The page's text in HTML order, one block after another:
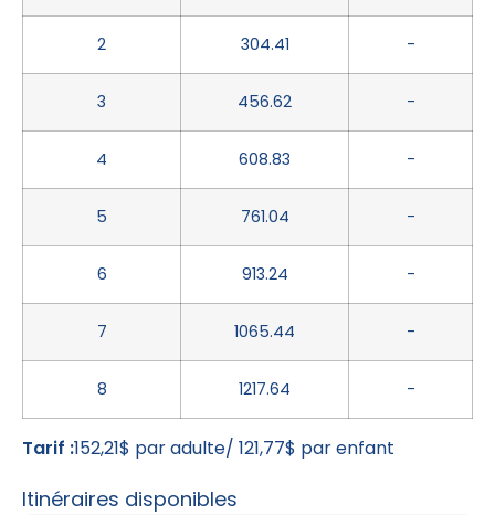
2 304.41 -
3 456.62 -
4 608.83 -
5 761.04 -
6 913.24 -
7 1065.44 -
8 1217.64 -
Tarif :152,21$ par adulte/ 121,77$ par enfant
Itinéraires disponibles